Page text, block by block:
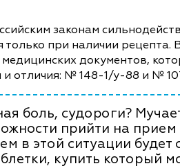
законам
только при наличии рецепта.
документов,
и отличия: № 148-1/у-88 и №
боль, судороги?
прийти на
в этой ситуации будет
купить который